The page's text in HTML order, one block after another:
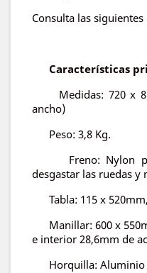
Consulta las
Características
Medidas: 720 x
ancho)
Peso: 3,8 Kg.
Freno: Nylon
desgastar las ruedas y
Tabla: 115 x
Manillar: 600 x
e interior 28,6mm de
Horquilla: Aluminio